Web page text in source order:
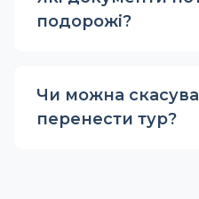
подорожі?
Чи можна
перенести тур?